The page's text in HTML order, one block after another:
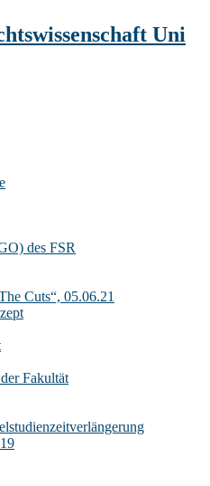
des FSR
Cuts“, 05.06.21
Fakultät